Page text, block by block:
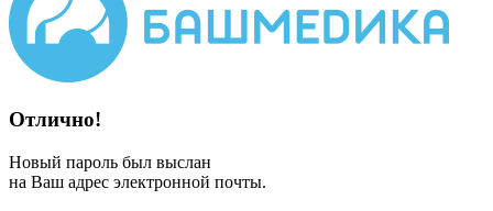
Отлично!
Новый пароль был выслан
на Ваш адрес электронной почты.